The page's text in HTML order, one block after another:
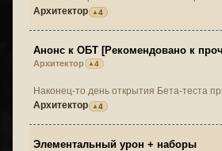
Архитектор
4
Анонс к ОБТ [Рекомендовано к
Архитектор 4
Наконец-то день открытия Бета-теста
Архитектор
4
Элементальный урон + наборы